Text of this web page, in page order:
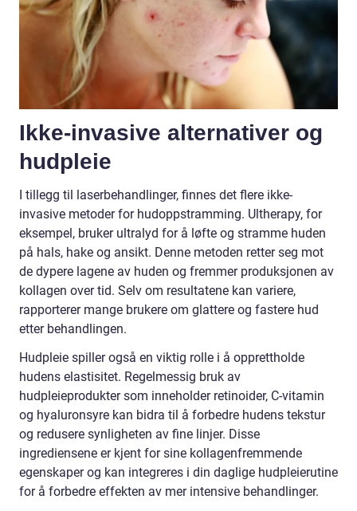
Ikke-invasive alternativer og
hudpleie
I tillegg til laserbehandlinger, finnes det flere ikke-
invasive metoder for hudoppstramming. Ultherapy, for
eksempel, bruker ultralyd for å løfte og stramme huden
på hals, hake og ansikt. Denne metoden retter seg mot
de dypere lagene av huden og fremmer produksjonen av
kollagen over tid. Selv om resultatene kan variere,
rapporterer mange brukere om glattere og fastere hud
etter behandlingen.
Hudpleie spiller også en viktig rolle i å opprettholde
hudens elastisitet. Regelmessig bruk av
hudpleieprodukter som inneholder retinoider, C-vitamin
og hyaluronsyre kan bidra til å forbedre hudens tekstur
og redusere synligheten av fine linjer. Disse
ingrediensene er kjent for sine kollagenfremmende
egenskaper og kan integreres i din daglige hudpleierutine
for å forbedre effekten av mer intensive behandlinger.